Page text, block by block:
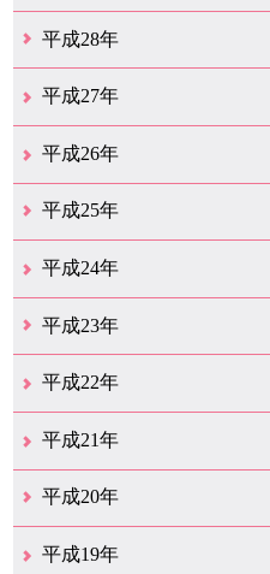
12月（22）
11月（11）
10月（22）
9月（31）
8月（19）
7月（30）
6月（6）
5月（13）
4月（10）
3月（10）
2月（5）
1月（6）
平成28年
12月（15）
11月（12）
10月（11）
9月（21）
8月（11）
7月（18）
6月（15）
5月（27）
4月（50）
3月（37）
2月（12）
1月（9）
平成27年
12月（23）
11月（12）
10月（10）
9月（15）
8月（4）
7月（11）
6月（20）
5月（14）
4月（27）
3月（31）
2月（17）
1月（11）
平成26年
12月（13）
11月（12）
10月（13）
9月（16）
8月（17）
7月（11）
6月（13）
5月（5）
4月（16）
3月（16）
2月（15）
1月（11）
平成25年
12月（17）
11月（8）
10月（12）
9月（12）
8月（10）
7月（11）
6月（9）
5月（10）
4月（13）
3月（15）
2月（17）
1月（9）
平成24年
12月（11）
11月（8）
10月（9）
9月（13）
8月（7）
7月（11）
6月（10）
5月（14）
4月（9）
3月（17）
2月（6）
1月（20）
平成23年
12月（14）
11月（17）
10月（24）
9月（16）
8月（17）
7月（12）
6月（14）
5月（19）
4月（20）
3月（13）
2月（6）
1月（4）
平成22年
12月（10）
11月（19）
10月（17）
9月（26）
8月（19）
7月（14）
6月（13）
5月（10）
4月（12）
3月（25）
2月（14）
1月（14）
平成21年
12月（11）
11月（9）
10月（15）
9月（9）
8月（11）
7月（19）
6月（16）
5月（12）
4月（29）
3月（19）
2月（12）
1月（4）
平成20年
12月（19）
11月（10）
10月（18）
9月（10）
8月（9）
7月（14）
6月（15）
5月（10）
4月（9）
3月（13）
2月（8）
1月（5）
平成19年